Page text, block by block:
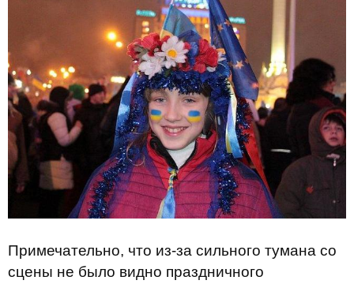
Примечательно, что из-за сильного тумана со
сцены не было видно праздничного